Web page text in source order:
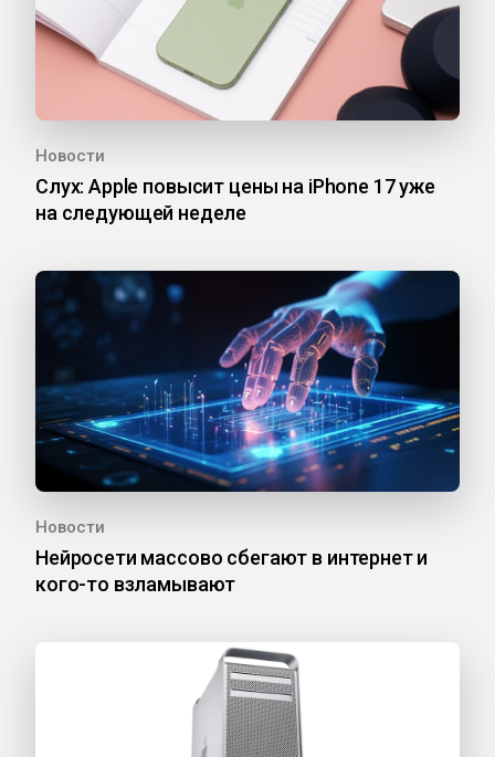
Новости
Слух: Apple повысит цены на iPhone 17 уже
на следующей неделе
Новости
Нейросети массово сбегают в интернет и
кого-то взламывают